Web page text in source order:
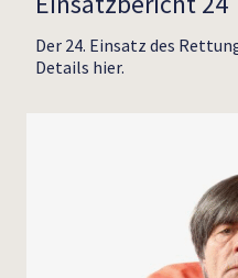
Der 24. Einsatz des
Details hier.